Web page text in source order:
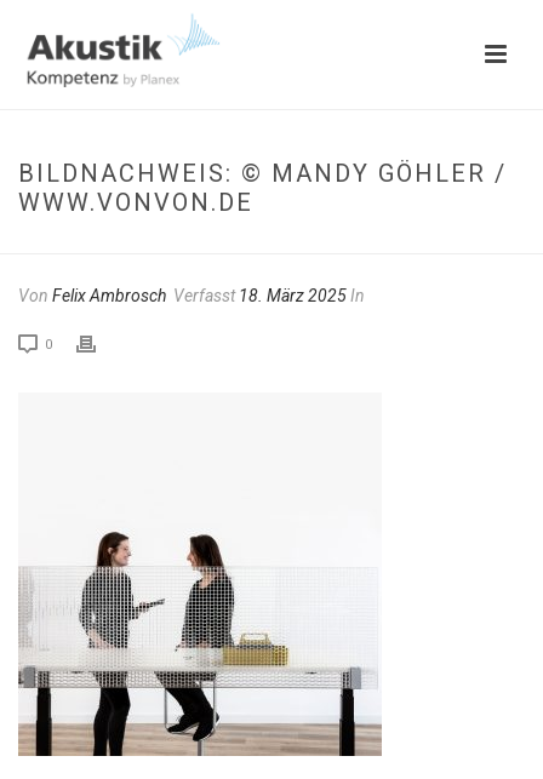
BILDNACHWEIS: © MANDY GÖHLER /
WWW.VONVON.DE
Von Felix Ambrosch Verfasst18. März 2025In
0